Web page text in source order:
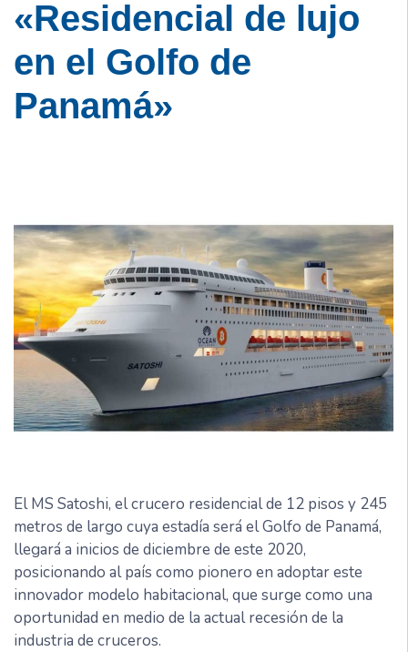
«Residencial de lujo
en el Golfo de
Panamá»
El MS Satoshi, el crucero residencial de 12 pisos y 245
metros de largo cuya estadía será el Golfo de Panamá,
llegará a inicios de diciembre de este 2020,
posicionando al país como pionero en adoptar este
innovador modelo habitacional, que surge como una
oportunidad en medio de la actual recesión de la
industria de cruceros.